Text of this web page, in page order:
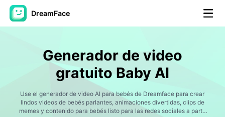
DreamFace
Avatar Video
Video de IA
Generador de video
gratuito Baby AI
Use el generador de video AI para bebés de Dreamface para crear
lindos videos de bebés parlantes, animaciones divertidas, clips de
memes y contenido para bebés listo para las redes sociales a partir